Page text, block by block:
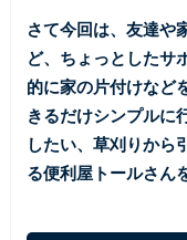
さて今回は、友達や
ど、ちょっとしたサ
的に家の片付けなど
きるだけシンプルに
したい、草刈りから
る便利屋トールさん